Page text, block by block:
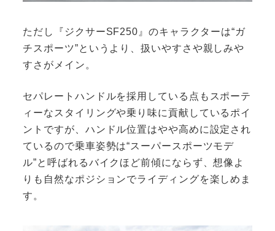
ただし『ジクサーSF250』のキャラクターは“ガ
チスポーツ”というより、扱いやすさや親しみや
すさがメイン。
セパレートハンドルを採用している点もスポーテ
ィーなスタイリングや乗り味に貢献しているポイ
ントですが、ハンドル位置はやや高めに設定され
ているので乗車姿勢は“スーパースポーツモデ
ル”と呼ばれるバイクほど前傾にならず、想像よ
りも自然なポジションでライディングを楽しめま
す。